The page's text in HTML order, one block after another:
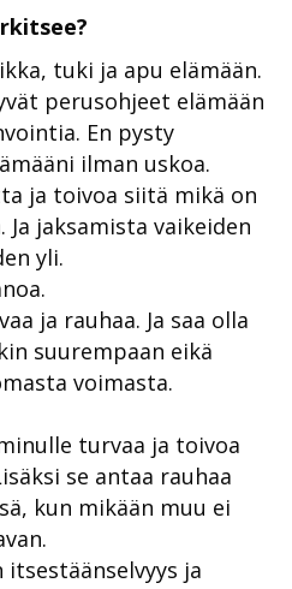
tuki ja apu elämään.
perusohjeet elämään
En pysty
ilman uskoa.
ja toivoa siitä mikä on
Ja jaksamista vaikeiden
yli.
ja rauhaa. Ja saa olla
suurempaan eikä
voimasta.
turvaa ja toivoa
se antaa rauhaa
kun mikään muu ei
itsestäänselvyys ja